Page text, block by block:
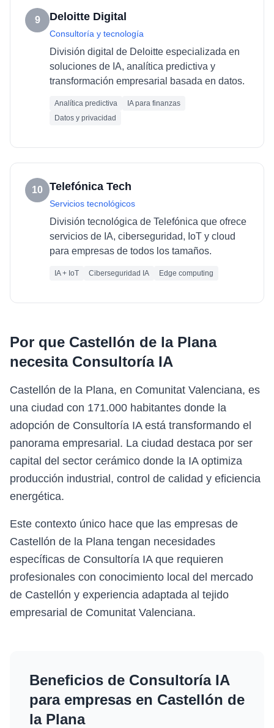
9 Deloitte Digital
Consultoría y tecnología
División digital de Deloitte especializada en
soluciones de IA, analítica predictiva y
transformación empresarial basada en datos.
Analítica predictiva
IA para finanzas
Datos y privacidad
10 Telefónica Tech
Servicios tecnológicos
División tecnológica de Telefónica que ofrece
servicios de IA, ciberseguridad, IoT y cloud
para empresas de todos los tamaños.
IA + IoT Ciberseguridad IA Edge computing
Por que Castellón de la Plana
necesita Consultoría IA
Castellón de la Plana, en Comunitat Valenciana, es
una ciudad con 171.000 habitantes donde la
adopción de Consultoría IA está transformando el
panorama empresarial. La ciudad destaca por ser
capital del sector cerámico donde la IA optimiza
producción industrial, control de calidad y eficiencia
energética.
Este contexto único hace que las empresas de
Castellón de la Plana tengan necesidades
específicas de Consultoría IA que requieren
profesionales con conocimiento local del mercado
de Castellón y experiencia adaptada al tejido
empresarial de Comunitat Valenciana.
Beneficios de Consultoría IA
para empresas en Castellón de
la Plana